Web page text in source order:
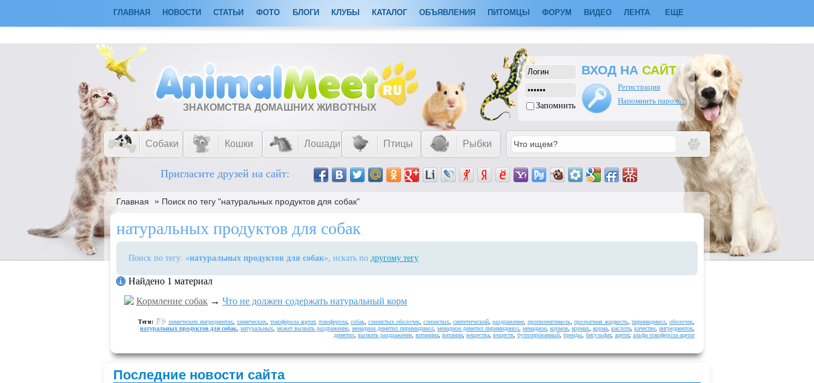
ГЛАВНАЯ НОВОСТИ СТАТЬИ ФОТО БЛОГИ КЛУБЫ КАТАЛОГ ОБЪЯВЛЕНИЯ ПИТОМЦЫ ФОРУМ ВИДЕО ЛЕНТА ЕЩЕ
ЗНАКОМСТВА ДОМАШНИХ ЖИВОТНЫХ Запомнить
ВХОД НА САЙТ
Регистрация
Напомнить пароль?
Собаки Кошки Лошади Птицы Рыбки
Пригласите друзей на сайт:
Главная » Поиск по тегу "натуральных продуктов для собак"
натуральных продуктов для собак
Поиск по тегу: «натуральных продуктов для собак», искать по другому тегу
Найдено 1 материал
Кормление собак → Что не должен содержать натуральный корм
Теги: химических ингредиентах химических токоферола ацетат, токоферола собак слизистых оболочек слизистых синтетический раздражение пропиленгликоль прозрачная жидкость пиримидинол оболочек
натуральных продуктов для собак натуральных может вызвать раздражение менадион диметил пиримидинол менадион диметил пиримидинол менадион кормов кормах корма кислота качестве ингредиентов
диметил вызвать раздражение витамина витамин вещества веществ бутилированный бренды бисульфат, ацетат, альфа токоферола ацетат
Последние новости сайта